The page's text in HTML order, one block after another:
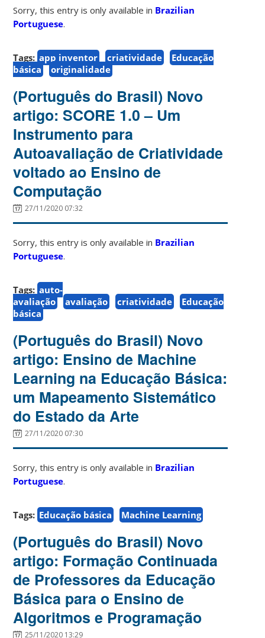
Sorry, this entry is only available in Brazilian
Portuguese.
Tags: app inventor criatividade
Educação
básica
originalidade
(Português do Brasil) Novo
artigo: SCORE 1.0 – Um
Instrumento para
Autoavaliação de Criatividade
voltado ao Ensino de
Computação
27/11/2020 07:32
Sorry, this entry is only available in Brazilian
Portuguese.
Tags: auto-
avaliação
avaliação criatividade
Educação
básica
(Português do Brasil) Novo
artigo: Ensino de Machine
Learning na Educação Básica:
um Mapeamento Sistemático
do Estado da Arte
27/11/2020 07:30
Sorry, this entry is only available in Brazilian
Portuguese.
Tags: Educação básica Machine Learning
(Português do Brasil) Novo
artigo: Formação Continuada
de Professores da Educação
Básica para o Ensino de
Algoritmos e Programação
25/11/2020 13:29